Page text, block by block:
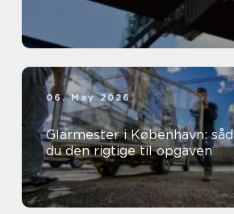
06. May 2026
Glarmester i København:
du den rigtige til opgaven